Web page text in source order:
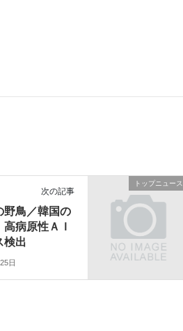
トップニュース
次の記事
野鳥／韓国の
病原性ＡＩ
検出
日